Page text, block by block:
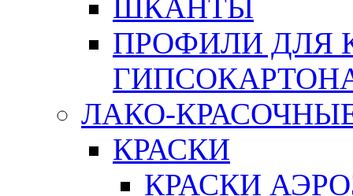
ШКАНТЫ
ПРОФИЛИ ДЛЯ
ЛАКО-
КРАСКИ
КРАСКИ